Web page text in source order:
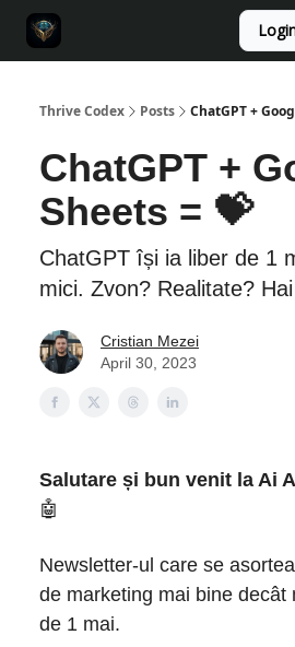
Thrive Codex Posts ChatGPT +
ChatGPT +
Sheets = 💝
ChatGPT își ia liber de 1
mici. Zvon? Realitate?
Cristian Mezei
April 30, 2023
Salutare și bun venit la Ai
🤖
Newsletter-ul care se
de marketing mai bine decât
de 1 mai.